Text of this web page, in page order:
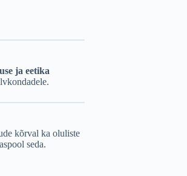
ja eetika
kõrval ka oluliste
seda.